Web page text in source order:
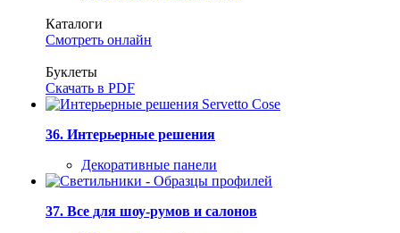
Каталоги
Смотреть онлайн
Буклеты
Скачать в PDF
36. Интерьерные решения
Декоративные панели
37. Все для шоу-румов и салонов